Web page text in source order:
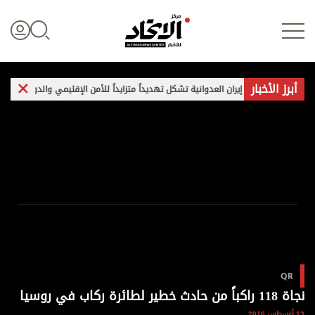
علوم الدار
الرياضة
أبرز الأخبار
هجمات إيران العدوانية تشكل تهديداً متزايداً للأمن الإقليمي والدولي
QR
نجاة 118 راكباً من حادث خطير لطائرة ركاب في روسيا